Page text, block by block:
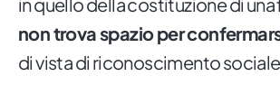
non trova spazio per
di vista di riconoscimento